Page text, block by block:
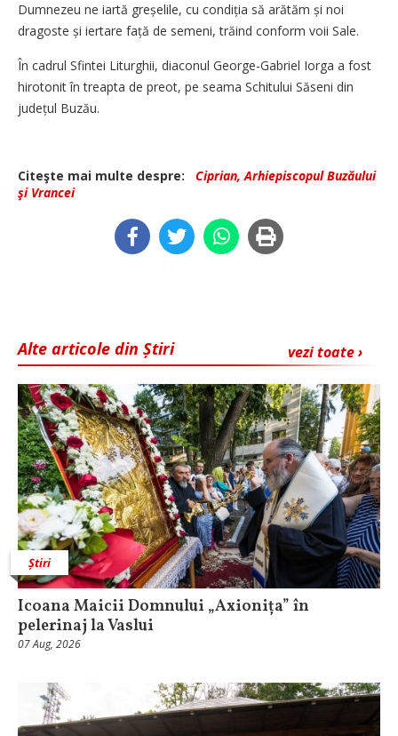
Dumnezeu ne iartă greșelile, cu condiția să arătăm și noi
dragoste și iertare față de semeni, trăind conform voii Sale.
În cadrul Sfintei Liturghii, diaconul George-Gabriel Iorga a fost
hirotonit în treapta de preot, pe seama Schitului Săseni din
județul Buzău.
Citeşte mai multe despre:
Ciprian, Arhiepiscopul Buzăului
şi Vrancei
vezi toate ›
Alte articole din Știri
Știri
Icoana Maicii Domnului „Axionița” în
pelerinaj la Vaslui
07 Aug, 2026